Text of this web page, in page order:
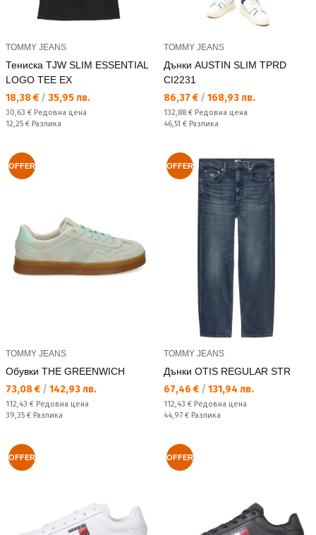
TOMMY JEANS
Тениска TJW SLIM ESSENTIAL
LOGO TEE EX
Текуща цена:
18,38 € / 35,95 лв.
Редовна цена:
30,63 € Редовна цена
Спестявате:
12,25 € Разлика
TOMMY JEANS
Дънки AUSTIN SLIM TPRD
CI2231
Текуща цена:
86,37 € / 168,93 лв.
Редовна цена:
132,88 € Редовна цена
Спестявате:
46,51 € Разлика
OFFER
TOMMY JEANS
Обувки THE GREENWICH
Текуща цена:
73,08 € / 142,93 лв.
Редовна цена:
112,43 € Редовна цена
Спестявате:
39,35 € Разлика
OFFER
TOMMY JEANS
Дънки OTIS REGULAR STR
Текуща цена:
67,46 € / 131,94 лв.
Редовна цена:
112,43 € Редовна цена
Спестявате:
44,97 € Разлика
OFFER OFFER